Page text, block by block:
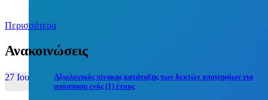
Περισσότερα
Ανακοινώσεις
27 Ιουν, 26
Αξιολογικός πίνακας κατάταξης των δεκτών υποψηφίων για
απόσπαση ενός (1) έτους